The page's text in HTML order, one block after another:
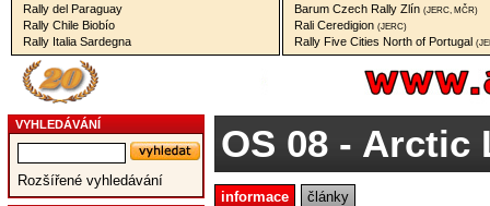
Rally del Paraguay
Rally Chile Biobío
Rally Italia Sardegna
Barum Czech Rally Zlín (JERC, MČR)
Rali Ceredigion (JERC)
Rally Five Cities North of Portugal
VYHLEDÁVÁNÍ
Rozšířené vyhledávání
OS 08- Arctic
informace články